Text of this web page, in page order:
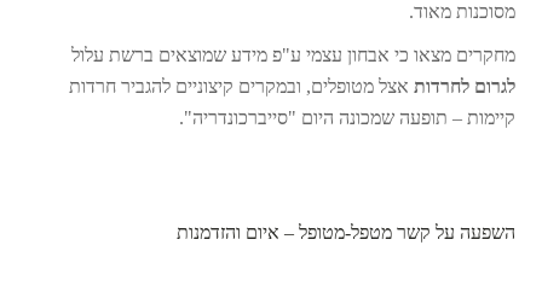
מסוכנות מאוד.
מחקרים מצאו כי אבחון עצמי ע"פ מידע שמוצאים ברשת עלול
לגרום לחרדות אצל מטופלים, ובמקרים קיצוניים להגביר חרדות
קיימות – תופעה שמכונה היום "סייברכונדריה".
השפעה על קשר מטפל-מטופל – איום והזדמנות